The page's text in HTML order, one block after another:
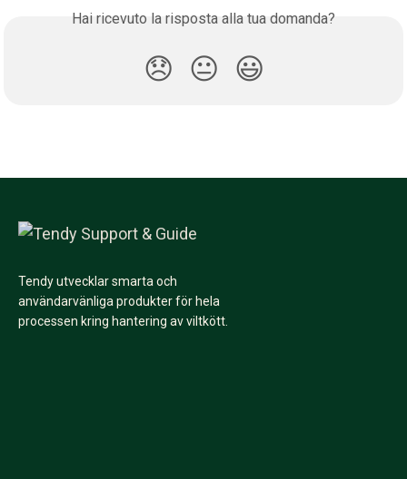
Hai ricevuto la risposta alla tua domanda?
😞 😐 😃
Tendy utvecklar smarta och
användarvänliga produkter för hela
processen kring hantering av viltkött.